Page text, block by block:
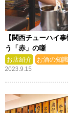
【関西チューハイ
う「赤」の噺
お店紹介 お酒の知識
2023.9.15